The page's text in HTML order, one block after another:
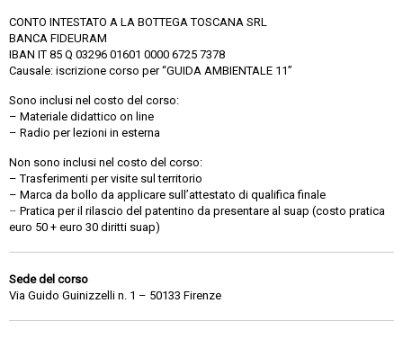
CONTO INTESTATO A LA BOTTEGA TOSCANA SRL
BANCA FIDEURAM
IBAN IT 85 Q 03296 01601 0000 6725 7378
Causale: iscrizione corso per “GUIDA AMBIENTALE 11”
Sono inclusi nel costo del corso:
– Materiale didattico on line
– Radio per lezioni in esterna
Non sono inclusi nel costo del corso:
– Trasferimenti per visite sul territorio
– Marca da bollo da applicare sull’attestato di qualifica finale
– Pratica per il rilascio del patentino da presentare al suap (costo pratica
euro 50 + euro 30 diritti suap)
Sede del corso
Via Guido Guinizzelli n. 1 – 50133 Firenze